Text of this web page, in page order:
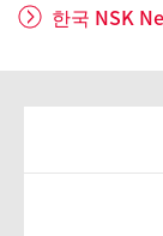
한국 NSK